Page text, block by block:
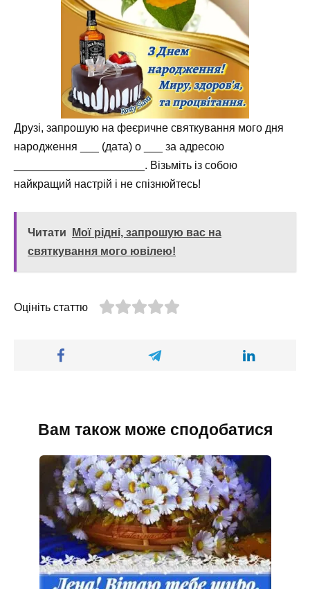
Друзі, запрошую на феєричне святкування мого дня
народження ___ (дата) о ___ за адресою
_____________________. Візьміть із собою
найкращий настрій і не спізнюйтесь!
Читати
Мої рідні, запрошую вас на
святкування мого ювілею!
Оцініть статтю
Вам також може сподобатися